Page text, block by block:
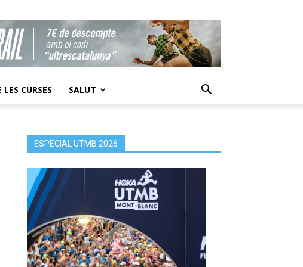
CURSES SALUT
ESPECIAL UTMB 2026